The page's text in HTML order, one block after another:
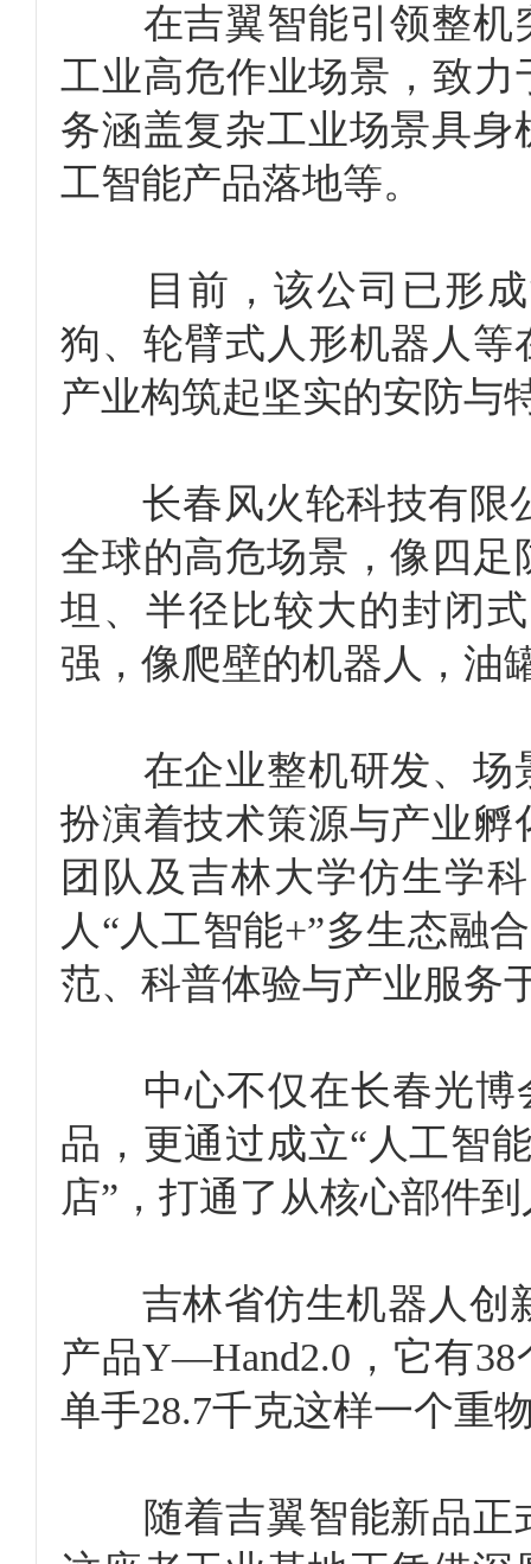
在吉翼智能引领整机
工业高危作业场景，致
务涵盖复杂工业场景具
工智能产品落地等。
目前，该公司已形成
狗、轮臂式人形机器人
产业构筑起坚实的安防与
长春风火轮科技有限公
全球的高危场景，像四
坦、半径比较大的封闭
强，像爬壁的机器人，油
在企业整机研发、场
扮演着技术策源与产业
团队及吉林大学仿生学
人“人工智能+”多生态
范、科普体验与产业服务
中心不仅在长春光博会
品，更通过成立“人工智
店”，打通了从核心部件
吉林省仿生机器人创新
产品Y—Hand2.0，它有
单手28.7千克这样一个重
随着吉翼智能新品正